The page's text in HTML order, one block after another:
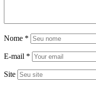
Nome *
E-mail *
Site